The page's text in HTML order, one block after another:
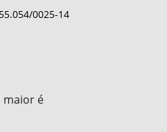
0025-14
maior é